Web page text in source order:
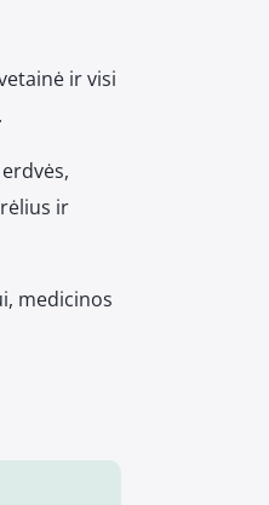
ir visi
ir
medicinos